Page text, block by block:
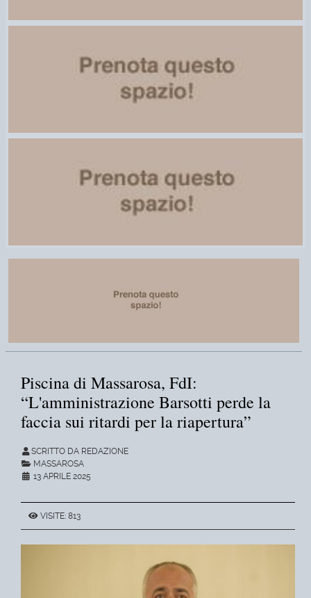
Piscina di Massarosa, FdI:
“L'amministrazione Barsotti perde la
faccia sui ritardi per la riapertura”
SCRITTO DA REDAZIONE
MASSAROSA
13 APRILE 2025
VISITE: 813